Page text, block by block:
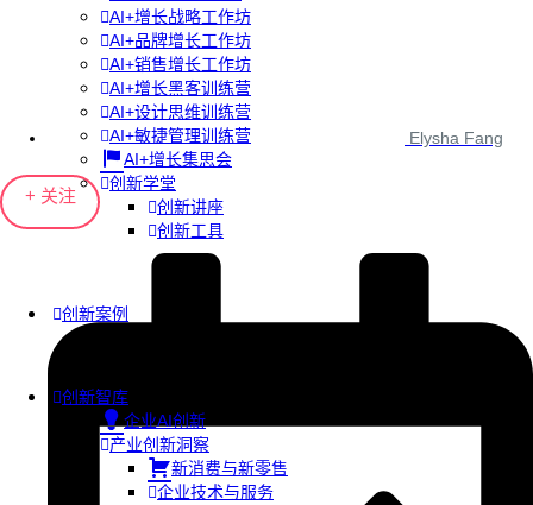
AI+增长战略工作坊
AI+品牌增长工作坊
AI+销售增长工作坊
AI+增长黑客训练营
AI+设计思维训练营
AI+敏捷管理训练营
AI+增长集思会
创新学堂
创新讲座
创新工具
创新案例
创新智库
企业AI创新
产业创新洞察
新消费与新零售
企业技术与服务
Elysha Fang
+ 关注